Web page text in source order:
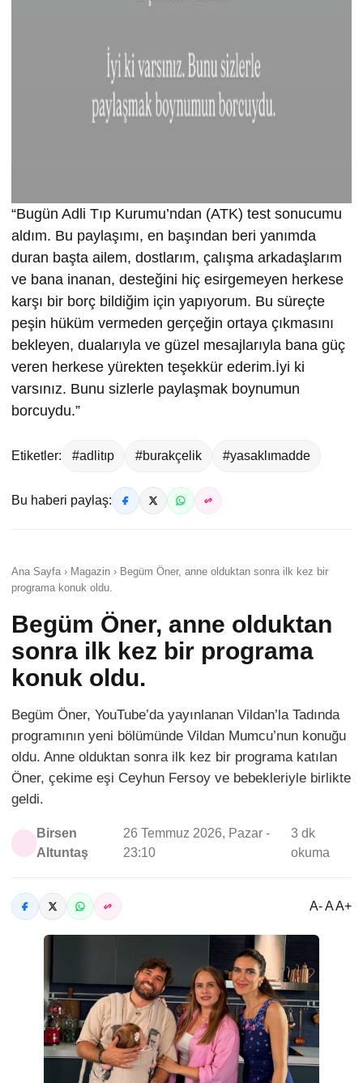
“Bugün Adli Tıp Kurumu’ndan (ATK) test sonucumu
aldım. Bu paylaşımı, en başından beri yanımda
duran başta ailem, dostlarım, çalışma arkadaşlarım
ve bana inanan, desteğini hiç esirgemeyen herkese
karşı bir borç bildiğim için yapıyorum. Bu süreçte
peşin hüküm vermeden gerçeğin ortaya çıkmasını
bekleyen, dualarıyla ve güzel mesajlarıyla bana güç
veren herkese yürekten teşekkür ederim.İyi ki
varsınız. Bunu sizlerle paylaşmak boynumun
borcuydu.”
Etiketler: #adlitıp #burakçelik #yasaklımadde
Bu haberi paylaş:
Ana Sayfa › Magazin › Begüm Öner, anne olduktan sonra ilk kez bir
programa konuk oldu.
Begüm Öner, anne olduktan
sonra ilk kez bir programa
konuk oldu.
Begüm Öner, YouTube’da yayınlanan Vildan’la Tadında
programının yeni bölümünde Vildan Mumcu’nun konuğu
oldu. Anne olduktan sonra ilk kez bir programa katılan
Öner, çekime eşi Ceyhun Fersoy ve bebekleriyle birlikte
geldi.
Birsen
Altuntaş
26 Temmuz 2026, Pazar -
23:10
3 dk
okuma
A- A A+